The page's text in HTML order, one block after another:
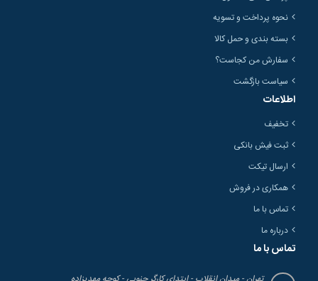
نحوه پرداخت و تسویه
بسته بندی و حمل کالا
سفارش من کجاست؟
سیاست بازگشت
اطلاعات
تخفیف
ثبت فیش بانکی
ارسال تیکت
همکاری در فروش
تماس با ما
درباره ما
تماس با ما